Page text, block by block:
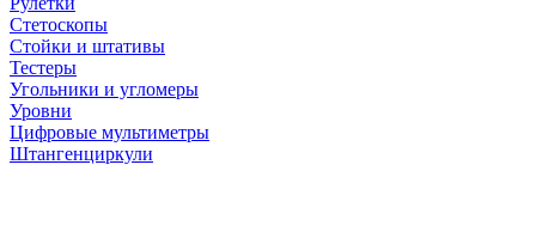
Стетоскопы
Стойки и штативы
Тестеры
Угольники и угломеры
Уровни
Цифровые мультиметры
Штангенциркули